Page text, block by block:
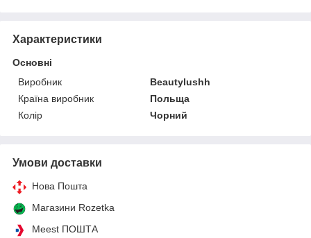
Характеристики
Основні
Виробник
Beautylushh
Країна виробник
Польща
Колір
Чорний
Умови доставки
Нова Пошта
Магазини Rozetka
Meest ПОШТА